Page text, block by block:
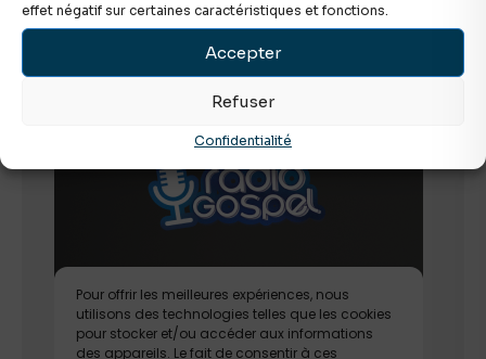
effet négatif sur certaines caractéristiques et fonctions.
Accepter
Refuser
Confidentialité
Découvrez Radio Gospel